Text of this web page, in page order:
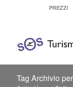
PREZZI
Tag Archivio